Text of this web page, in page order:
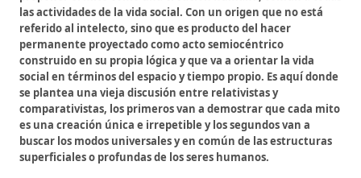
las actividades de la vida social. Con un origen que no está
referido al intelecto, sino que es producto del hacer
permanente proyectado como acto semiocéntrico
construido en su propia lógica y que va a orientar la vida
social en términos del espacio y tiempo propio. Es aquí donde
se plantea una vieja discusión entre relativistas y
comparativistas, los primeros van a demostrar que cada mito
es una creación única e irrepetible y los segundos van a
buscar los modos universales y en común de las estructuras
superficiales o profundas de los seres humanos.